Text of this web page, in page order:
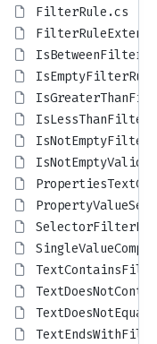
FilterRule.cs